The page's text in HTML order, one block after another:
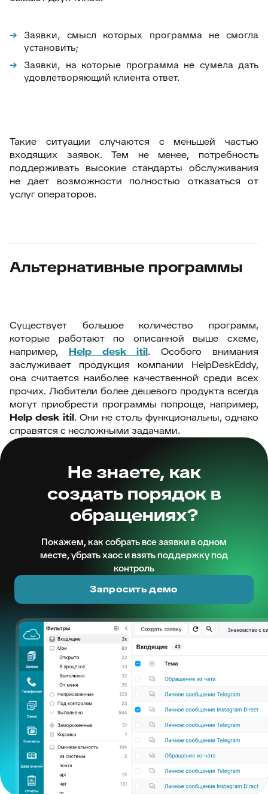
Заявки, смысл которых программа не смогла
установить;
Заявки, на которые программа не сумела дать
удовлетворяющий клиента ответ.
Такие ситуации случаются с меньшей частью
входящих заявок. Тем не менее, потребность
поддерживать высокие стандарты обслуживания
не дает возможности полностью отказаться от
услуг операторов.
Альтернативные программы
Существует большое количество программ,
которые работают по описанной выше схеме,
например, Help desk itil. Особого внимания
заслуживает продукция компании HelpDeskEddy,
она считается наиболее качественной среди всех
прочих. Любители более дешевого продукта всегда
могут приобрести программы попроще, например,
Help desk itil. Они не столь функциональны, однако
справятся с несложными задачами.
Не знаете, как
создать порядок в
обращениях?
Покажем, как собрать все заявки в одном
месте, убрать хаос и взять поддержку под
контроль
Запросить демо